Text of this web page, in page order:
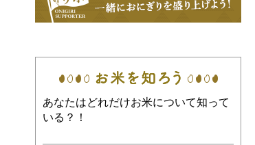
あなたはどれだけお米について知って
いる？！